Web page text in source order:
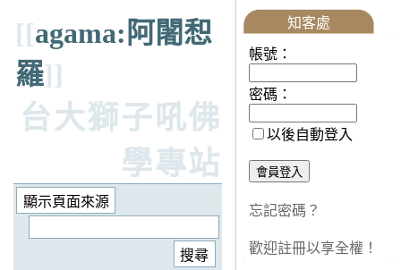
[[agama:阿闍惒
羅]]
台大獅子吼佛
學專站
知客處
帳號：
密碼：
以後自動登入
忘記密碼？
歡迎註冊以享全權！